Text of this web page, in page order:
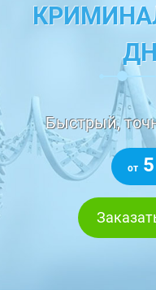
Быстрый,
от